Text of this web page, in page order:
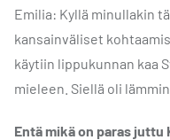
Emilia: Kyllä minullakin
kansainväliset
käytiin lippukunnan kaa
mieleen. Siellä oli
Entä mikä on paras juttu